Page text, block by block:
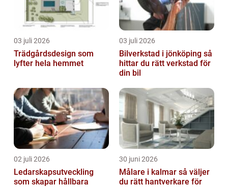
03 juli 2026
Trädgårdsdesign som
lyfter hela hemmet
03 juli 2026
Bilverkstad i jönköping så
hittar du rätt verkstad för
din bil
02 juli 2026
Ledarskapsutveckling
som skapar hållbara
30 juni 2026
Målare i kalmar så väljer
du rätt hantverkare för